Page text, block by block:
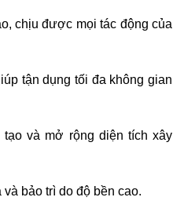
chịu được mọi tác động của
tận dụng tối đa không gian
và mở rộng diện tích xây
bảo trì do độ bền cao.